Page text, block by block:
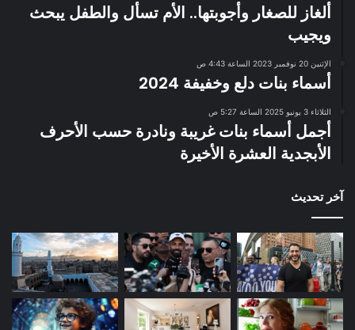
ألغاز للصغار وأجوبتها.. الأم تسأل والطفل يبحث
ويجيب
الإثنين 20 نوفمبر 2023 الساعة 4:43 ص
أسماء بنات دلع وخفيفة 2024
الثلاثاء 3 يونيو 2025 الساعة 5:27 ص
أجمل أسماء بنات غريبة ونادرة حسب الأحرف
الأبجدية العشرة الأخيرة
آخر تحديث